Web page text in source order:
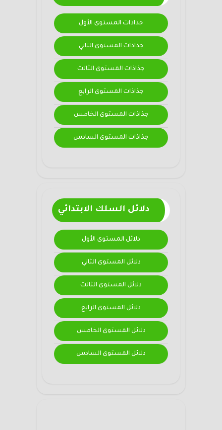
جذاذات المستوى الأول
جذاذات المستوى الثاني
جذاذات المستوى الثالث
جذاذات المستوى الرابع
جذاذات المستوى الخامس
جذاذات المستوى السادس
دلائل السلك الابتدائي
دلائل المستوى الأول
دلائل المستوى الثاني
دلائل المستوى الثالث
دلائل المستوى الرابع
دلائل المستوى الخامس
دلائل المستوى السادس